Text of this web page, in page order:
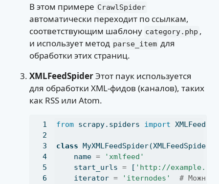
В этом примере CrawlSpider
автоматически переходит по ссылкам,
соответствующим шаблону category.php ,
и использует метод parse_item для
обработки этих страниц.
XMLFeedSpiderЭтот паук используется
для обработки XML-фидов (каналов), таких
как RSS или Atom.
from scrapy.spiders import
class MyXMLFeedSpider(XMLFeedSpider):
    name
=
'xmlfeed'
    start_urls
= [ 'http://
    iterator
= 'iternodes'
# Можно